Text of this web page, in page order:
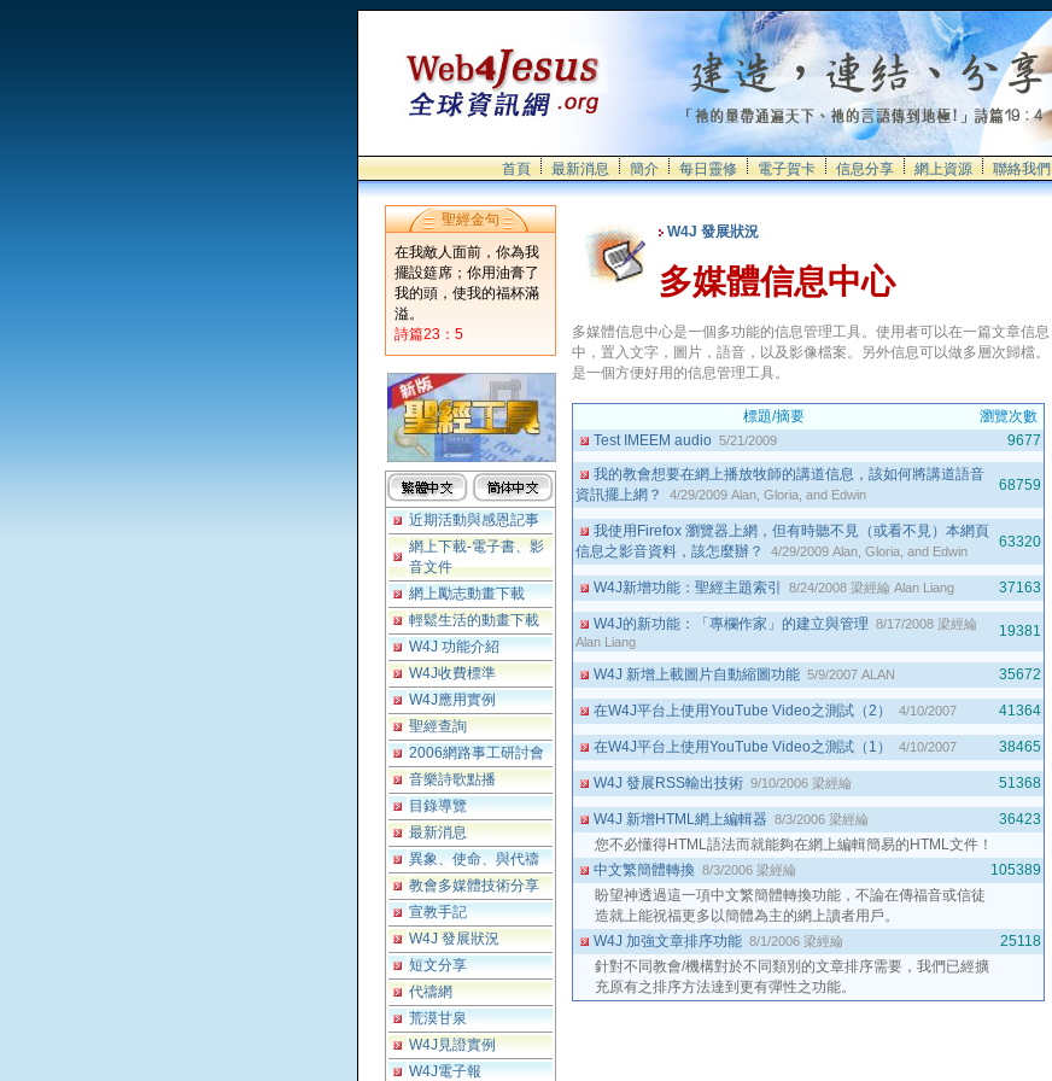
首頁 最新消息 簡介 每日靈修 電子賀卡 信息分享 網上資源 聯絡我們
聖經金句
在我敵人面前，你為我
擺設筵席；你用油膏了
我的頭，使我的福杯滿
溢。
詩篇23：5
近期活動與感恩記事
網上下載-電子書、影
音文件
網上勵志動畫下載
輕鬆生活的動畫下載
W4J 功能介紹
W4J收費標準
W4J應用實例
聖經查詢
2006網路事工研討會
音樂詩歌點播
目錄導覽
最新消息
異象、使命、與代禱
教會多媒體技術分享
宣教手記
W4J 發展狀況
短文分享
代禱網
荒漠甘泉
W4J見證實例
W4J電子報
W4J 發展狀況
多媒體信息中心
多媒體信息中心是一個多功能的信息管理工具。使用者可以在一篇文章信息
中，置入文字，圖片，語音，以及影像檔案。另外信息可以做多層次歸檔。
是一個方便好用的信息管理工具。
標題/摘要
瀏覽次數
Test IMEEM audio 5/21/2009
9677
我的教會想要在網上播放牧師的講道信息，該如何將講道語音
資訊擺上網？
4/29/2009 Alan, Gloria, and Edwin
68759
我使用Firefox 瀏覽器上網，但有時聽不見（或看不見）本網頁
信息之影音資料，該怎麼辦？
4/29/2009 Alan, Gloria, and Edwin
63320
W4J新增功能：聖經主題索引 8/24/2008 梁經綸 Alan Liang 37163
W4J的新功能：「專欄作家」的建立與管理 8/17/2008 梁經綸
Alan Liang
19381
W4J 新增上載圖片自動縮圖功能 5/9/2007 ALAN 35672
在W4J平台上使用YouTube Video之測試（2） 4/10/2007 41364
在W4J平台上使用YouTube Video之測試（1） 4/10/2007 38465
W4J 發展RSS輸出技術 9/10/2006 梁經綸 51368
W4J 新增HTML網上編輯器 8/3/2006 梁經綸
36423
您不必懂得HTML語法而就能夠在網上編輯簡易的HTML文件！
中文繁簡體轉換 8/3/2006 梁經綸
105389
盼望神透過這一項中文繁簡體轉換功能，不論在傳福音或信徒
造就上能祝福更多以簡體為主的網上讀者用戶。
W4J 加強文章排序功能 8/1/2006 梁經綸
25118
針對不同教會/機構對於不同類別的文章排序需要，我們已經擴
充原有之排序方法達到更有彈性之功能。